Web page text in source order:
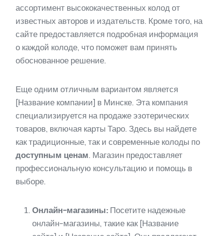
ассортимент высококачественных колод от
известных авторов и издательств. Кроме того, на
сайте предоставляется подробная информация
о каждой колоде, что поможет вам принять
обоснованное решение.
Еще одним отличным вариантом является
[Название компании] в Минске. Эта компания
специализируется на продаже эзотерических
товаров, включая карты Таро. Здесь вы найдете
как традиционные, так и современные колоды по
доступным ценам. Магазин предоставляет
профессиональную консультацию и помощь в
выборе.
Онлайн-магазины: Посетите надежные
онлайн-магазины, такие как [Название